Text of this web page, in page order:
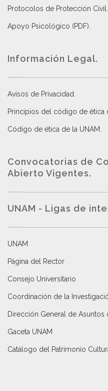
Protocolos de Protección Civil
Apoyo Psicológico (PDF)
Información Legal.
Avisos de Privacidad
Principios del código de ética
Código de ética de la UNAM
Convocatorias de
Abierto Vigentes.
UNAM - Ligas de
UNAM
Página del Rector
Consejo Universitario
Coordinación de la
Dirección General de
Gaceta UNAM
Catálogo del Patrimonio